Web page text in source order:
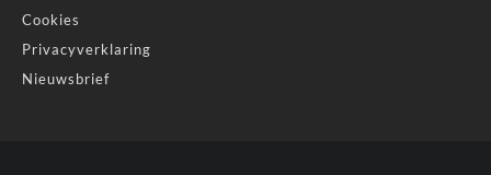
Cookies
Privacyverklaring
Nieuwsbrief